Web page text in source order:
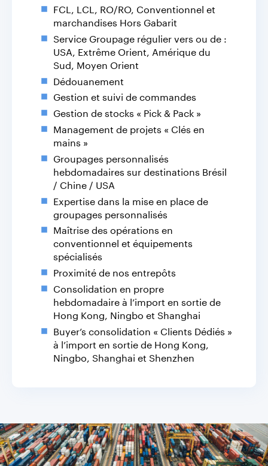
FCL, LCL, RO/RO, Conventionnel et
marchandises Hors Gabarit
Service Groupage régulier vers ou de :
USA, Extrême Orient, Amérique du
Sud, Moyen Orient
Dédouanement
Gestion et suivi de commandes
Gestion de stocks « Pick & Pack »
Management de projets « Clés en
mains »
Groupages personnalisés
hebdomadaires sur destinations Brésil
/ Chine / USA
Expertise dans la mise en place de
groupages personnalisés
Maîtrise des opérations en
conventionnel et équipements
spécialisés
Proximité de nos entrepôts
Consolidation en propre
hebdomadaire à l’import en sortie de
Hong Kong, Ningbo et Shanghai
Buyer’s consolidation « Clients Dédiés »
à l’import en sortie de Hong Kong,
Ningbo, Shanghai et Shenzhen